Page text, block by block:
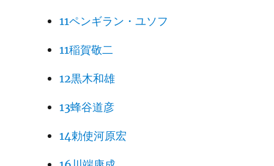
11ペンギラン・ユソフ
11稲賀敬二
12黒木和雄
13蜂谷道彦
14勅使河原宏